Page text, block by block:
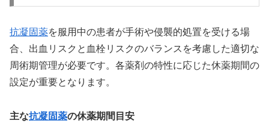
抗凝固薬を服用中の患者が手術や侵襲的処置を受ける場
合、出血リスクと血栓リスクのバランスを考慮した適切な
周術期管理が必要です。各薬剤の特性に応じた休薬期間の
設定が重要となります。
主な抗凝固薬の休薬期間目安